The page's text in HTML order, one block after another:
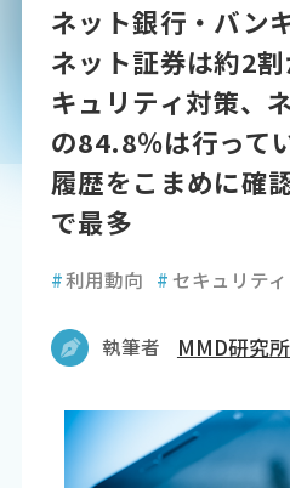
ネット銀行・バン
ネット証券は約2
キュリティ対策、
の84.8％は行って
履歴をこまめに確
で最多
#利用動向 #セキュリティ
執筆者 MMD研究